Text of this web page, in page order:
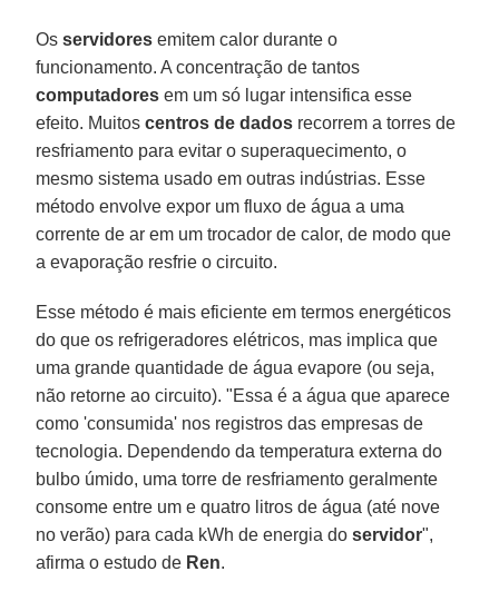
Osservidores emitem calor durante o
funcionamento. A concentração de tantos
computadores em um só lugar intensifica esse
efeito. Muitoscentros de dados recorrem a torres de
resfriamento para evitar o superaquecimento, o
mesmo sistema usado em outras indústrias. Esse
método envolve expor um fluxo de água a uma
corrente de ar em um trocador de calor, de modo que
a evaporação resfrie o circuito.
Esse método é mais eficiente em termos energéticos
do que os refrigeradores elétricos, mas implica que
uma grande quantidade de água evapore (ou seja,
não retorne ao circuito). "Essa é a água que aparece
como 'consumida' nos registros das empresas de
tecnologia. Dependendo da temperatura externa do
bulbo úmido, uma torre de resfriamento geralmente
consome entre um e quatro litros de água (até nove
no verão) para cada kWh de energia doservidor",
afirma o estudo de Ren.